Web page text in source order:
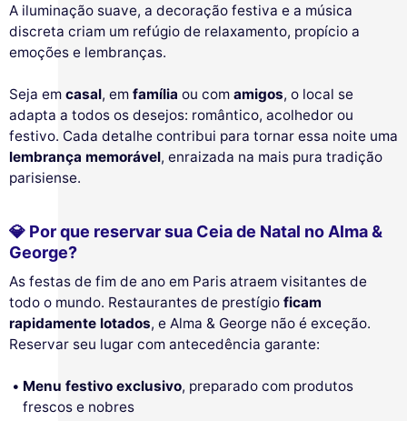
A iluminação suave, a decoração festiva e a música
discreta criam um refúgio de relaxamento, propício a
emoções e lembranças.
Seja em casal, em família ou com amigos, o local se
adapta a todos os desejos: romântico, acolhedor ou
festivo. Cada detalhe contribui para tornar essa noite uma
lembrança memorável, enraizada na mais pura tradição
parisiense.
💎 Por que reservar sua Ceia de Natal no Alma &
George?
As festas de fim de ano em Paris atraem visitantes de
todo o mundo. Restaurantes de prestígio ficam
rapidamente lotados, e Alma & George não é exceção.
Reservar seu lugar com antecedência garante:
Menu festivo exclusivo, preparado com produtos
frescos e nobres